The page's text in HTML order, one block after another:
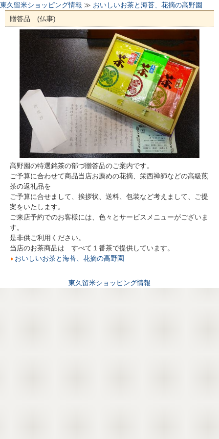
東久留米ショッピング情報 ≫ おいしいお茶と海苔、花摘の高野園
贈答品 (仏事)
高野園の特選銘茶の部づ贈答品のご案内です。
ご予算に合わせて商品当店お薦めの花摘、栄西禅師などの高級煎
茶の返礼品を
ご予算に合せまして、挨拶状、送料、包装など考えまして、ご提
案をいたします。
ご来店予約でのお客様には、色々とサービスメニューがございま
す。
是非供ご利用ください。
当店のお茶商品は すべて１番茶で提供しています。
おいしいお茶と海苔、花摘の高野園
東久留米ショッピング情報